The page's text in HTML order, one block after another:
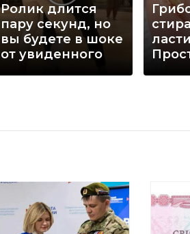
Ролик длится
пару секунд, но
вы будете в шоке
от увиденного